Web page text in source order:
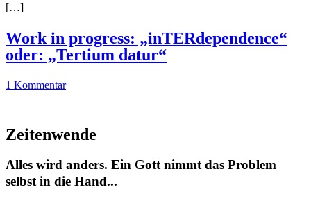
Zeitenwende
Alles wird anders. Ein Gott nimmt das Problem
selbst in die Hand...
[…]
Work in progress: „inTERdependence“
oder: „Tertium datur“
1 Kommentar